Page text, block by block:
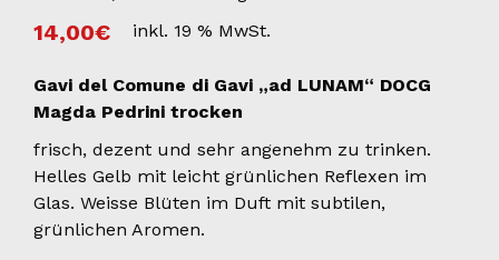
14,00€ inkl. 19 % MwSt.
Gavi del Comune di Gavi „ad LUNAM“ DOCG
Magda Pedrini trocken
frisch, dezent und sehr angenehm zu trinken.
Helles Gelb mit leicht grünlichen Reflexen im
Glas. Weisse Blüten im Duft mit subtilen,
grünlichen Aromen.